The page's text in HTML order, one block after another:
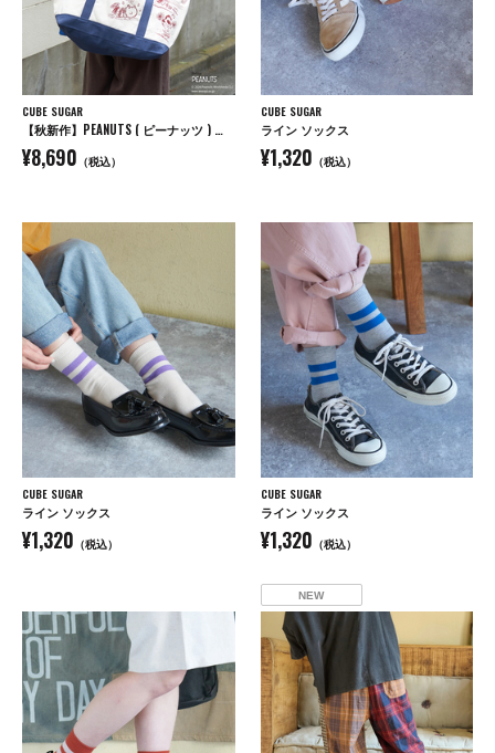
CUBE SUGAR
【秋新作】PEANUTS ( ピーナッツ ) キャンバス ビッグ トートバッグ
¥8,690 （税込）
CUBE SUGAR
ライン ソックス
¥1,320 （税込）
CUBE SUGAR
ライン ソックス
¥1,320 （税込）
CUBE SUGAR
ライン ソックス
¥1,320 （税込）
NEW